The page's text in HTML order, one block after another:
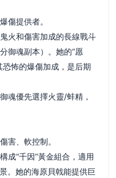
傷提供者。
火和傷害加成的長線戰斗
御魂副本）。她的“愿
恐怖的爆傷加成，是后期
魂優先選擇火靈/蚌精，
害、軟控制。
成“千因”黃金組合，適用
。她的海原貝戟能提供巨